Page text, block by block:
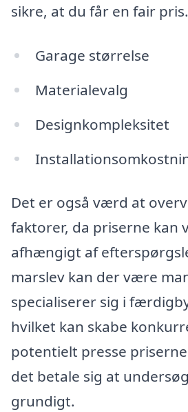
sikre, at du får en fair pris.
Garage størrelse
Materialevalg
Designkompleksitet
Det er også værd at
faktorer, da priserne kan
afhængigt af
marslev kan der være
specialiserer sig i
hvilket kan skabe
potentielt presse
det betale sig at
grundigt.